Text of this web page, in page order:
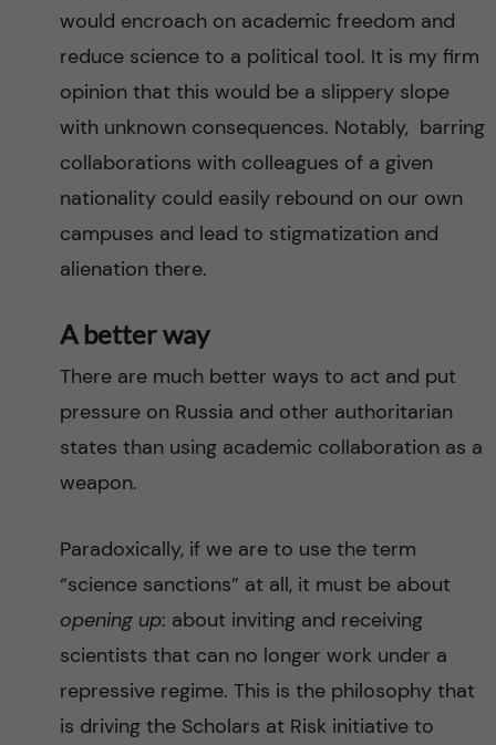
would encroach on academic freedom and
reduce science to a political tool. It is my firm
opinion that this would be a slippery slope
with unknown consequences. Notably, barring
collaborations with colleagues of a given
nationality could easily rebound on our own
campuses and lead to stigmatization and
alienation there.
A better way
There are much better ways to act and put
pressure on Russia and other authoritarian
states than using academic collaboration as a
weapon.
Paradoxically, if we are to use the term
“science sanctions” at all, it must be about
opening up: about inviting and receiving
scientists that can no longer work under a
repressive regime. This is the philosophy that
is driving the Scholars at Risk initiative to